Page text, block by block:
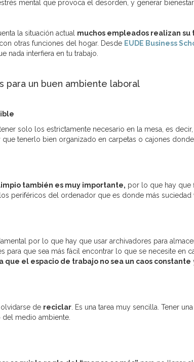
mental que provoca el desorden, y generar
la situación actual muchos empleados realizan su
otras funciones del hogar. Desde EUDE Business
nada interfiera en tu trabajo.
para un buen ambiente laboral
solo los estrictamente necesario en la mesa, es decir,
que tenerlo bien organizado en carpetas o cajones
también es muy importante, por lo que hay que
periféricos del ordenador que es donde más suciedad
por lo que hay que usar archivadores para
para que sea más fácil encontrar lo que se necesite en
que el espacio de trabajo no sea un caos constante
de reciclar . Es una tarea muy sencilla. Tener
medio ambiente.